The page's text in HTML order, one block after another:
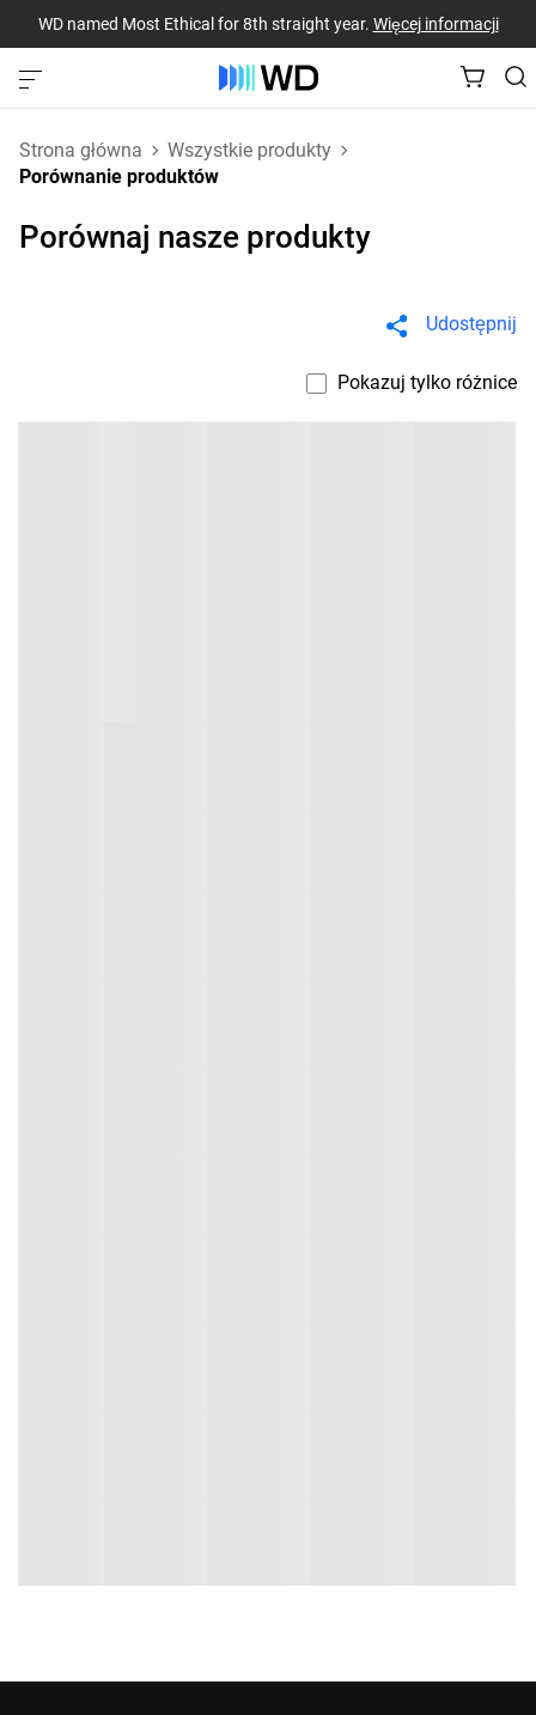
WD named Most Ethical for 8th straight year. Więcej informacji
Strona główna
Wszystkie produkty
Porównanie produktów
Porównaj nasze produkty
Udostępnij
Pokazuj tylko różnice